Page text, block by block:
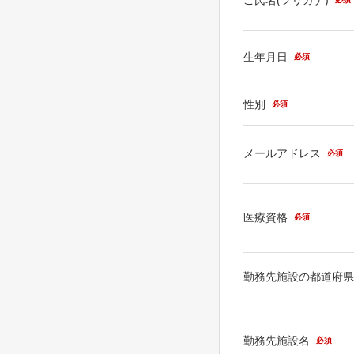
生年月日 必須
性別 必須
メールアドレス 必須
医療資格 必須
勤務先施設の都道府
勤務先施設名 必須